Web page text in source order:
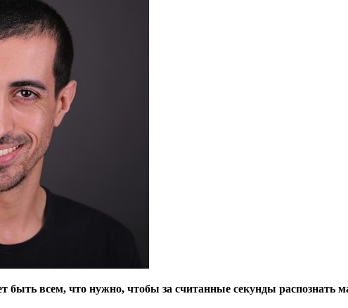
быть всем, что нужно, чтобы за считанные секунды распознать